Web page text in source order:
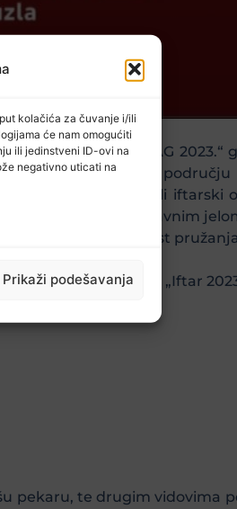
kolačića za čuvanje i/ili
će nam omogućiti
ili jedinstveni ID-ovi na
negativno uticati na
Prikaži podešavanja
NA KUĆNI PRAG
kao i postače na
će se gotovi topli iftarski
s predjelom, glavnim
iskoristite mogućnost
doznake – navesti „Iftar
pekaru, te drugim vidovima